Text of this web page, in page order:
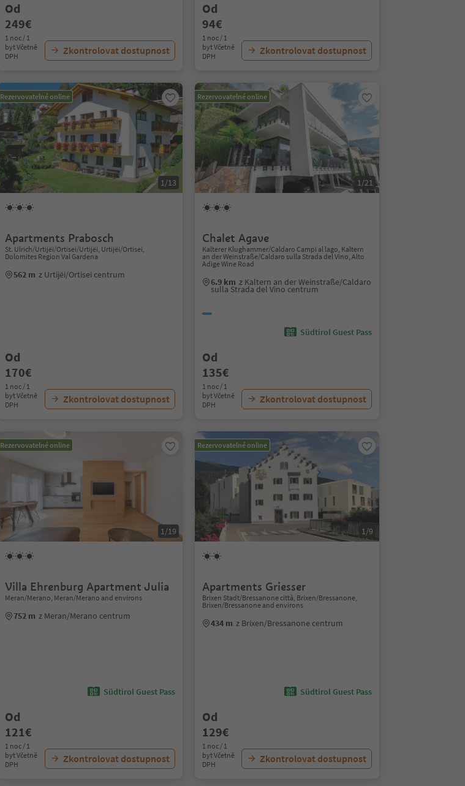
Od
249€
1 noc / 1
byt Včetně
DPH
Zkontrolovat dostupnost
Od
94€
1 noc / 1
byt Včetně
DPH
Zkontrolovat dostupnost
Rezervovatelné online
1/13
Apartments Prabosch
St. Ulrich/Urtijëi/Ortisei/Urtijëi, Urtijëi/Ortisei,
Dolomites Region Val Gardena
562 m z Urtijëi/Ortisei centrum
Od
170€
1 noc / 1
byt Včetně
DPH
Zkontrolovat dostupnost
Rezervovatelné online
1/21
Chalet Agave
Kalterer Klughammer/Caldaro Campi al lago, Kaltern
an der Weinstraße/Caldaro sulla Strada del Vino, Alto
Adige Wine Road
6.9 km z Kaltern an der Weinstraße/Caldaro
sulla Strada del Vino centrum
Südtirol Guest Pass
Od
135€
1 noc / 1
byt Včetně
DPH
Zkontrolovat dostupnost
Rezervovatelné online
1/19
Villa Ehrenburg Apartment Julia
Meran/Merano, Meran/Merano and environs
752 m z Meran/Merano centrum
Südtirol Guest Pass
Od
121€
1 noc / 1
byt Včetně
DPH
Zkontrolovat dostupnost
Rezervovatelné online
1/9
Apartments Griesser
Brixen Stadt/Bressanone città, Brixen/Bressanone,
Brixen/Bressanone and environs
434 m z Brixen/Bressanone centrum
Südtirol Guest Pass
Od
129€
1 noc / 1
byt Včetně
DPH
Zkontrolovat dostupnost